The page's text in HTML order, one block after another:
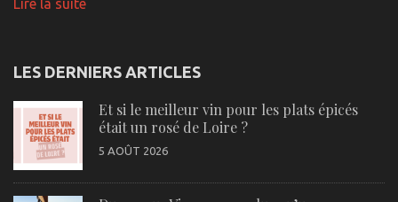
Lire la suite
LES DERNIERS ARTICLES
Et si le meilleur vin pour les plats épicés
était un rosé de Loire ?
5 AOÛT 2026